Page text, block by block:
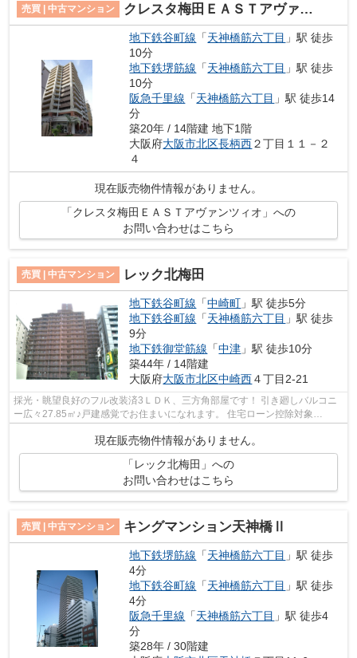
売買 | 中古マンション クレスタ梅田ＥＡＳＴアヴァンツィオ
地下鉄谷町線 「天神橋筋六丁目 」駅 徒歩
10分
地下鉄堺筋線 「天神橋筋六丁目 」駅 徒歩
10分
阪急千里線 「天神橋筋六丁目 」駅 徒歩14
分
築20年 / 14階建 地下1階
大阪府大阪市北区長柄西２丁目１１－２
４
現在販売物件情報がありません。
「クレスタ梅田ＥＡＳＴアヴァンツィオ」への
お問い合わせはこちら
売買 | 中古マンション レック北梅田
地下鉄谷町線 「中崎町 」駅 徒歩5分
地下鉄谷町線 「天神橋筋六丁目 」駅 徒歩
9分
地下鉄御堂筋線 「中津 」駅 徒歩10分
築44年 / 14階建
大阪府大阪市北区中崎西４丁目2-21
採光・眺望良好のフル改装済3ＬＤＫ、三方角部屋です！ 引き廻しバルコニ
ー広々27.85㎡♪戸建感覚でお住まいになれます。 住宅ローン控除対象
現在販売物件情報がありません。
「レック北梅田」への
お問い合わせはこちら
売買 | 中古マンション キングマンション天神橋Ⅱ
地下鉄堺筋線 「天神橋筋六丁目 」駅 徒歩
4分
地下鉄谷町線 「天神橋筋六丁目 」駅 徒歩
4分
阪急千里線 「天神橋筋六丁目 」駅 徒歩4
分
築28年 / 30階建